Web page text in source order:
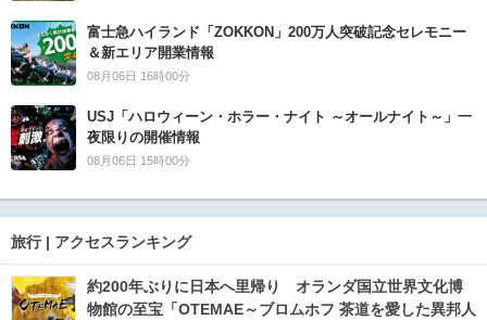
富士急ハイランド「ZOKKON」200万人突破記念セレモニー
＆新エリア開業情報
08月06日 16時00分
USJ「ハロウィーン・ホラー・ナイト ～オールナイト～」一
夜限りの開催情報
08月06日 15時00分
旅行 | アクセスランキング
約200年ぶりに日本へ里帰り オランダ国立世界文化博
物館の至宝「OTEMAE～ブロムホフ 茶道を愛した異邦人